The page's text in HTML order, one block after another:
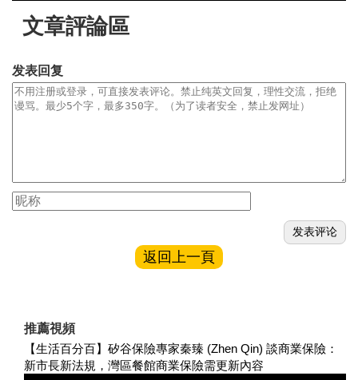
文章評論區
发表回复
返回上一頁
推薦視頻
【生活百分百】矽谷保險專家秦臻 (Zhen Qin) 談商業保險：
新市長新法規，灣區餐館商業保險需更新內容